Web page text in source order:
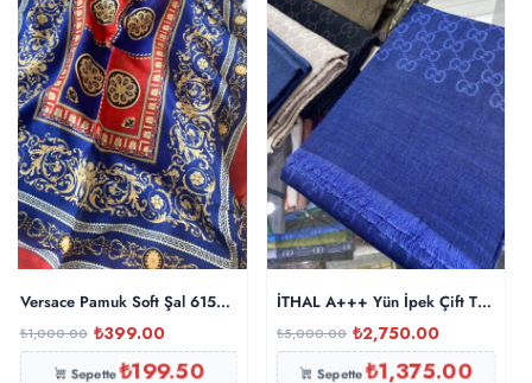
Versace Pamuk Soft Şal 61535 – Kırmızı
₺1,000.00 ₺399.00
Sepette₺199.50
İTHAL A+++ Yün İpek Çift Taraflı
₺5,000.00 ₺2,750.00
Sepette₺1,375.00